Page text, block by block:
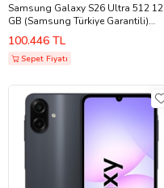
Samsung Galaxy S26 Ultra 512 12
GB (Samsung Türkiye Garantili)
Gümüş
100.446 TL
Sepet Fiyatı